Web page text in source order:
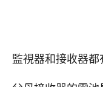
監視器和接收器都